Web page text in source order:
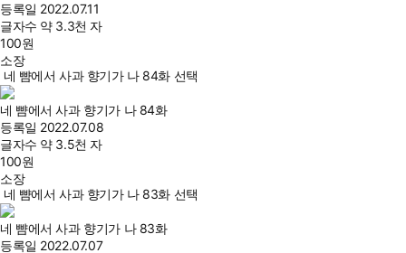
등록일 2022.07.11
글자수 약 3.3천 자
100원
소장
네 뺨에서 사과 향기가 나 84화 선택
네 뺨에서 사과 향기가 나 84화
등록일 2022.07.08
글자수 약 3.5천 자
100원
소장
네 뺨에서 사과 향기가 나 83화 선택
네 뺨에서 사과 향기가 나 83화
등록일 2022.07.07